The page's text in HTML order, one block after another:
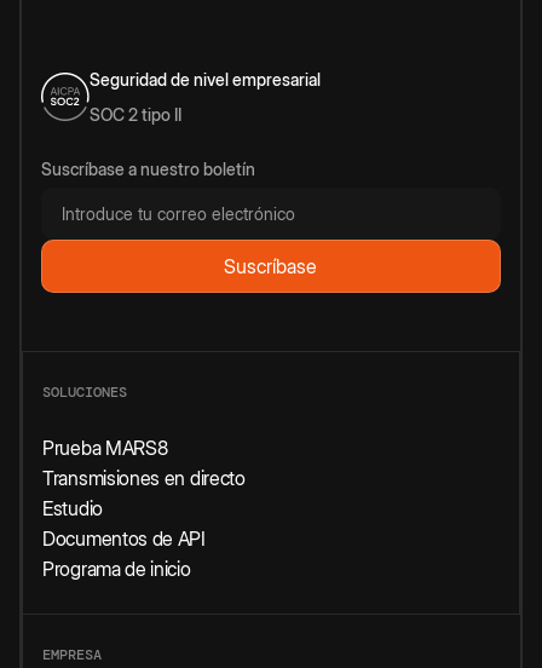
Seguridad de nivel empresarial
SOC 2 tipo II
Suscríbase a nuestro boletín
SOLUCIONES
Prueba MARS8
Transmisiones en directo
Estudio
Documentos de API
Programa de inicio
EMPRESA